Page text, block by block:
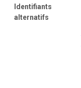
Identifiants
alternatifs